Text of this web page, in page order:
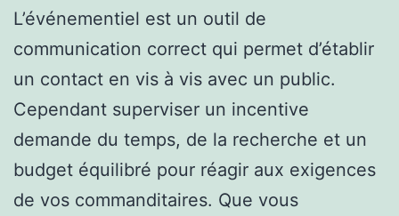
L’événementiel est un outil de
communication correct qui permet d’établir
un contact en vis à vis avec un public.
Cependant superviser un incentive
demande du temps, de la recherche et un
budget équilibré pour réagir aux exigences
de vos commanditaires. Que vous